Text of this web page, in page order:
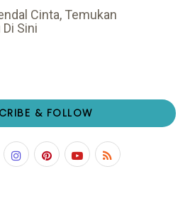
Cinta, Temukan
Sini
& FOLLOW